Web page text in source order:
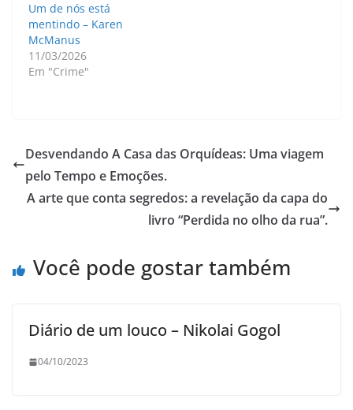
Um de nós está
mentindo – Karen
McManus
11/03/2026
Em "Crime"
Desvendando A Casa das Orquídeas: Uma viagem
pelo Tempo e Emoções.
A arte que conta segredos: a revelação da capa do
livro “Perdida no olho da rua”.
Você pode gostar também
Diário de um louco – Nikolai Gogol
04/10/2023